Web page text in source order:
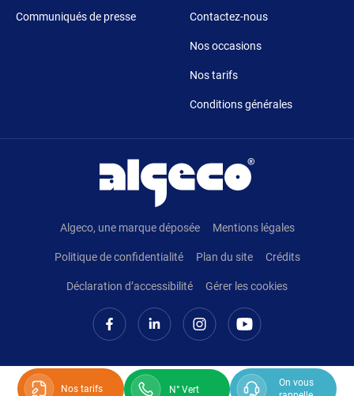
Nos tarifs N° Vert
On vous
Communiqués de presse Contactez-nous
Nos occasions
Nos tarifs
Conditions générales
Algeco, une marque déposée Mentions légales
Politique de confidentialité Plan du site Crédits
Déclaration d’accessibilité Gérer les cookies